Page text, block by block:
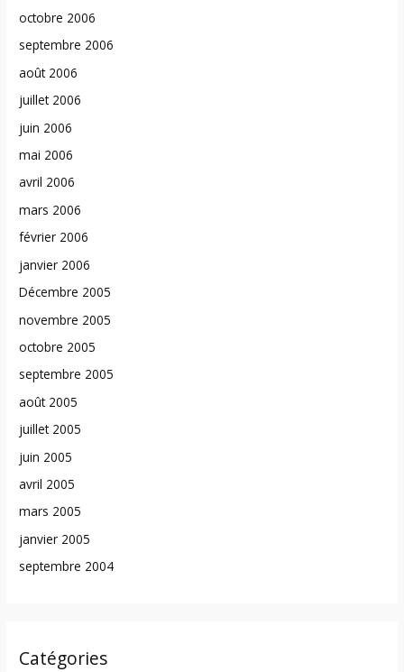
octobre 2006
septembre 2006
août 2006
juillet 2006
juin 2006
mai 2006
avril 2006
mars 2006
février 2006
janvier 2006
Décembre 2005
novembre 2005
octobre 2005
septembre 2005
août 2005
juillet 2005
juin 2005
avril 2005
mars 2005
janvier 2005
septembre 2004
Catégories